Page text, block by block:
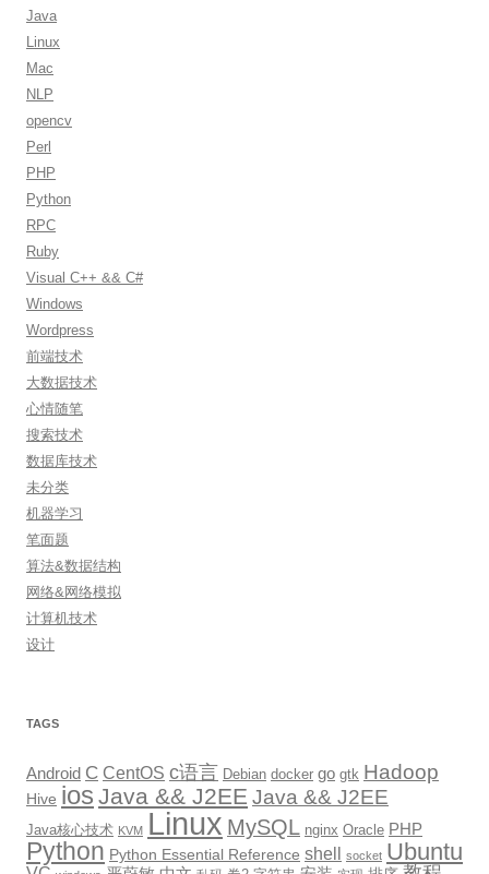
:
Java
Linux
Mac
NLP
opencv
Perl
PHP
Python
RPC
Ruby
Visual C++ && C#
Windows
Wordpress
前端技术
大数据技术
心情随笔
搜索技术
数据库技术
未分类
机器学习
笔面题
算法&数据结构
网络&网络模拟
计算机技术
设计
TAGS
Android C CentOS c语言 Debian docker go gtk Hadoop
Hive ios Java && J2EE Java && J2EE
Java核心技术 KVM Linux MySQL nginx Oracle PHP
Python Python Essential Reference shell socket Ubuntu